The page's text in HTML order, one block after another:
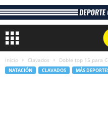
Inicio Clavados Doble top 15 para
NATACIÓN CLAVADOS MÁS